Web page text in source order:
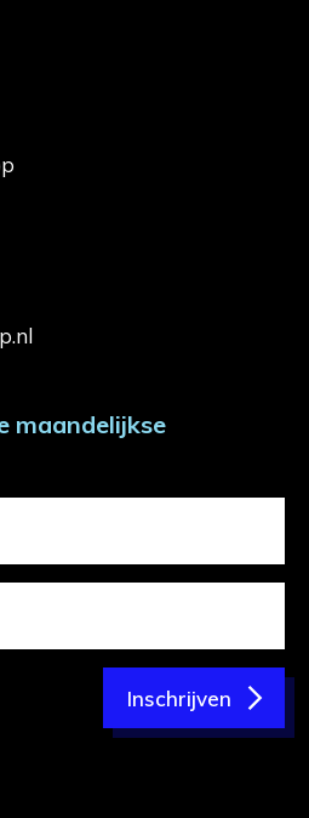
maandelijkse
Inschrijven